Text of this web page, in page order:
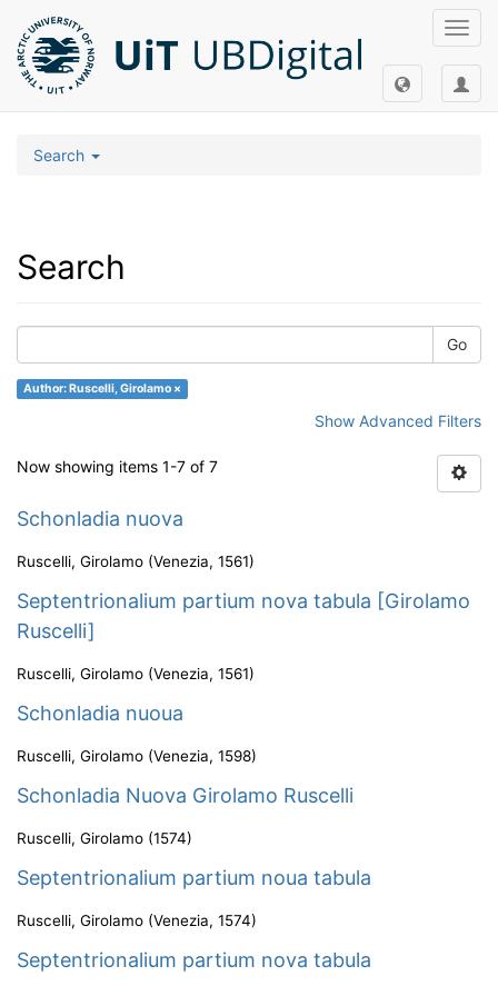
Search
Search
Go
Author: Ruscelli, Girolamo ×
Show Advanced Filters
Now showing items 1-7 of 7
Schonladia nuova
Ruscelli, Girolamo (Venezia, 1561)
Septentrionalium partium nova tabula [Girolamo
Ruscelli]
Ruscelli, Girolamo (Venezia, 1561)
Schonladia nuoua
Ruscelli, Girolamo (Venezia, 1598)
Schonladia Nuova Girolamo Ruscelli
Ruscelli, Girolamo (1574)
Septentrionalium partium noua tabula
Ruscelli, Girolamo (Venezia, 1574)
Septentrionalium partium nova tabula